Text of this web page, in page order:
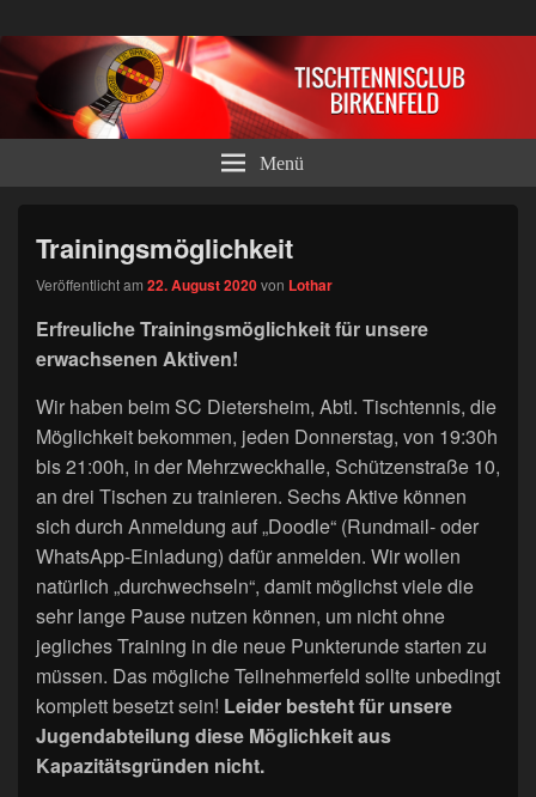
Tischtennisclub Birkenfeld e.V.
Menü
Trainingsmöglichkeit
Veröffentlicht am 22. August 2020von Lothar
Erfreuliche Trainingsmöglichkeit für unsere
erwachsenen Aktiven!
Wir haben beim SC Dietersheim, Abtl. Tischtennis, die
Möglichkeit bekommen, jeden Donnerstag, von 19:30h
bis 21:00h, in der Mehrzweckhalle, Schützenstraße 10,
an drei Tischen zu trainieren. Sechs Aktive können
sich durch Anmeldung auf „Doodle“ (Rundmail- oder
WhatsApp-Einladung) dafür anmelden. Wir wollen
natürlich „durchwechseln“, damit möglichst viele die
sehr lange Pause nutzen können, um nicht ohne
jegliches Training in die neue Punkterunde starten zu
müssen. Das mögliche Teilnehmerfeld sollte unbedingt
komplett besetzt sein! Leider besteht für unsere
Jugendabteilung diese Möglichkeit aus
Kapazitätsgründen nicht.